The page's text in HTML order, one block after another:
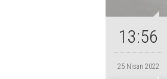
13:56
25 Nisan 2022